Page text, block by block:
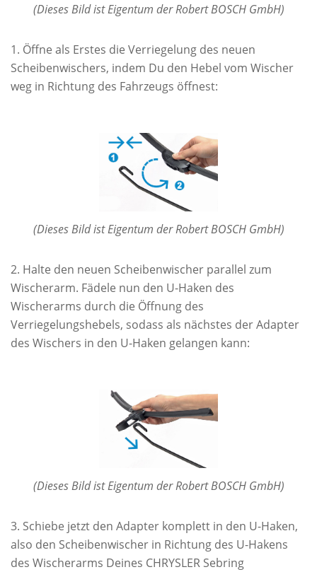
(Dieses Bild ist Eigentum der Robert BOSCH GmbH)
Öffne als Erstes die Verriegelung des neuen
Scheibenwischers, indem Du den Hebel vom Wischer
weg in Richtung des Fahrzeugs öffnest:
(Dieses Bild ist Eigentum der Robert BOSCH GmbH)
Halte den neuen Scheibenwischer parallel zum
Wischerarm. Fädele nun den U-Haken des
Wischerarms durch die Öffnung des
Verriegelungshebels, sodass als nächstes der Adapter
des Wischers in den U-Haken gelangen kann:
(Dieses Bild ist Eigentum der Robert BOSCH GmbH)
Schiebe jetzt den Adapter komplett in den U-Haken,
also den Scheibenwischer in Richtung des U-Hakens
des Wischerarms Deines CHRYSLER Sebring